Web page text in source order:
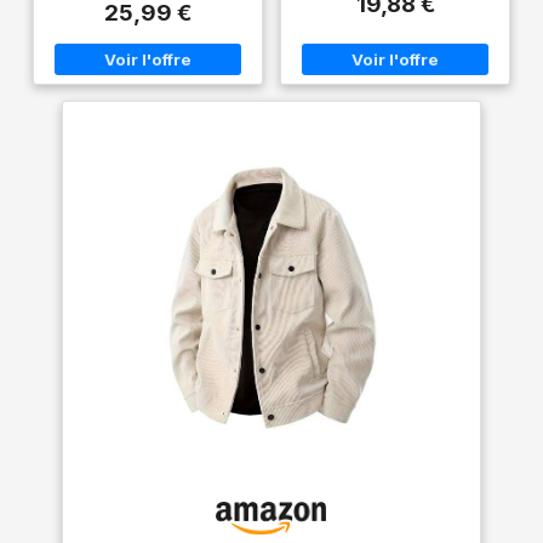
travail ou pour vos activités
en extérieur, elle vous garde
au chaud pendant longtemps
et est extrêmement
confortable à porter. Poches
cartes, le téléphone portable
et le portefeuille. Légère et
respirante : cette veste de
loisirs légère pour homme est
fabriquée dans une matière
douce, confortable et
respirante qui vous garde au
sec et à l'aise. Coupe-vent et
déperlant : entièrement
fabriqué en polyester, coupe-
vent et déperlant, élégant et
pratique. Veste de transition
pour homme, idéale pour les
activités de plein air, les
mécaniques, les sorties en
boîte, le golf, les sports, ainsi
25,99 €
Manteau Cadeau (0
doux et agréable au toucher.
veste fine et est donc parfaite
pour l'automne, le printemps
et le début de l'hiver. 【Détails
boutons-pression / 2 poches
latérales / Manches longues
avec poignets à boutons /
Manches raglan pour une
liberté de mouvement totale /
Coutures parfaites /
Polyvalent 【Design
Pratique】Cette veste
d'automne pour homme
dispose de quatre poches
pratiques pour ranger des
objets importants tels que des
clés, des cartes de visite, des
seule ou avec un t-shirt et un